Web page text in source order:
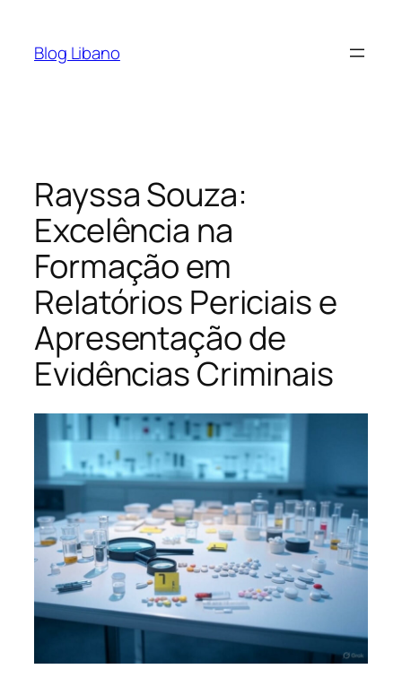
Blog Libano
Rayssa Souza:
Excelência na
Formação em
Relatórios Periciais e
Apresentação de
Evidências Criminais